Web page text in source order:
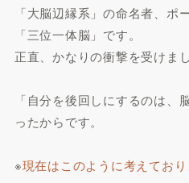
「大脳辺縁系」の命名者、
「三位一体脳」です。
正直、かなりの衝撃を受けまし
「自分を後回しにするのは
ったからです。
※現在はこのように考えており